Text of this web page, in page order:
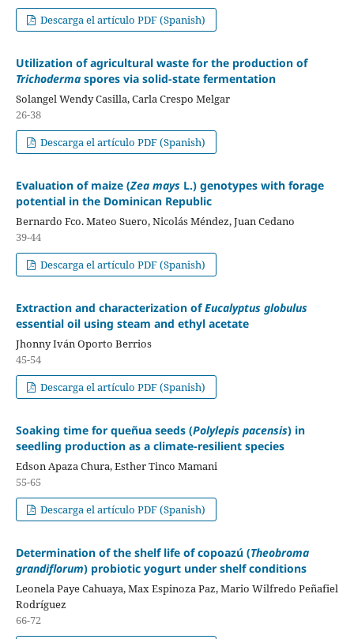
Descarga el artículo PDF (Spanish)
Utilization of agricultural waste for the production of
Trichodermaspores via solid-state fermentation
Solangel Wendy Casilla, Carla Crespo Melgar
26-38
Descarga el artículo PDF (Spanish)
Evaluation of maize (Zea mays L.) genotypes with forage
potential in the Dominican Republic
Bernardo Fco. Mateo Suero, Nicolás Méndez, Juan Cedano
39-44
Descarga el artículo PDF (Spanish)
Extraction and characterization ofEucalyptus globulus
essential oil using steam and ethyl acetate
Jhonny Iván Oporto Berrios
45-54
Descarga el artículo PDF (Spanish)
Soaking time for queñua seeds (Polylepis pacensis) in
seedling production as a climate-resilient species
Edson Apaza Chura, Esther Tinco Mamani
55-65
Descarga el artículo PDF (Spanish)
Determination of the shelf life of copoazú (Theobroma
grandiflorum) probiotic yogurt under shelf conditions
Leonela Paye Cahuaya, Max Espinoza Paz, Mario Wilfredo Peñafiel
Rodríguez
66-72